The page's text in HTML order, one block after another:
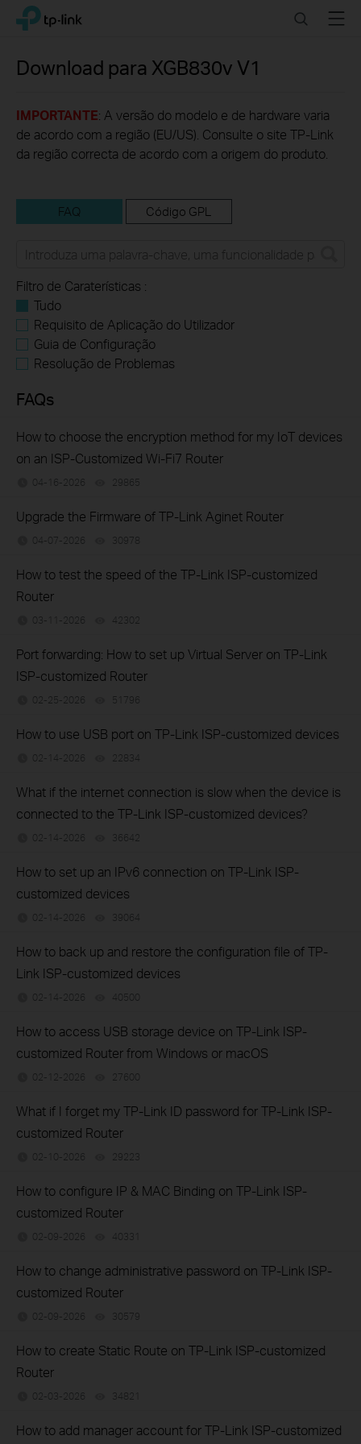
Click
navigation
TP-Link, Reliably Smart SearchMenu
Download para XGB830v V1
IMPORTANTE: A versão do modelo e de hardware varia
de acordo com a região (EU/US). Consulte o site TP-Link
da região correcta de acordo com a origem do produto.
FAQ Código GPL
Filtro de Caraterísticas :
Tudo
Requisito de Aplicação do Utilizador
Guia de Configuração
Resolução de Problemas
FAQs
How to choose the encryption method for my IoT devices
on an ISP-Customized Wi-Fi7 Router
04-16-2026 29865
Upgrade the Firmware of TP-Link Aginet Router
04-07-2026 30978
How to test the speed of the TP-Link ISP-customized
Router
03-11-2026 42302
Port forwarding: How to set up Virtual Server on TP-Link
ISP-customized Router
02-25-2026 51796
How to use USB port on TP-Link ISP-customized devices
02-14-2026 22834
What if the internet connection is slow when the device is
connected to the TP-Link ISP-customized devices?
02-14-2026 36642
How to set up an IPv6 connection on TP-Link ISP-
customized devices
02-14-2026 39064
How to back up and restore the configuration file of TP-
Link ISP-customized devices
02-14-2026 40500
How to access USB storage device on TP-Link ISP-
customized Router from Windows or macOS
02-12-2026 27600
What if I forget my TP-Link ID password for TP-Link ISP-
customized Router
02-10-2026 29223
How to configure IP & MAC Binding on TP-Link ISP-
customized Router
02-09-2026 40331
How to change administrative password on TP-Link ISP-
customized Router
02-09-2026 30579
How to create Static Route on TP-Link ISP-customized
Router
02-03-2026 34821
How to add manager account for TP-Link ISP-customized